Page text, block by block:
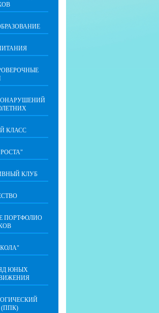
КЛАСС
КЛУБ
ПОРТФОЛИО
ЮНЫХ